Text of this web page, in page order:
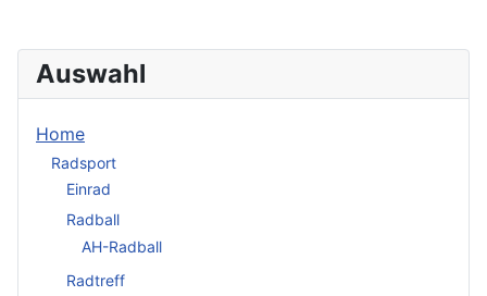
Auswahl
Home
Radsport
Einrad
Radball
AH-Radball
Radtreff